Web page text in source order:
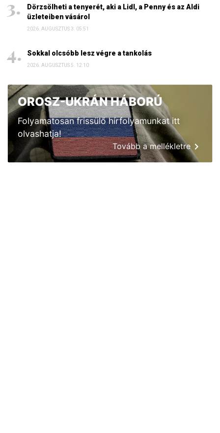
Dörzsölheti a tenyerét, aki a Lidl, a Penny és az Aldi
üzleteiben vásárol
2026. AUGUSZTUS 3. 05:51
Sokkal olcsóbb lesz végre a tankolás
2026. AUGUSZTUS 5. 12:10
OROSZ-UKRÁN HÁBORÚ
Folyamatosan frissülő hírfolyamunkat itt
olvashatja!
Tovább a mellékletre